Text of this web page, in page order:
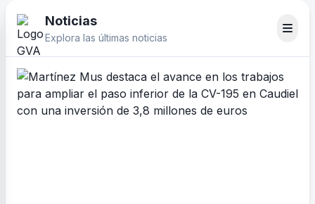
Noticias
Explora las últimas noticias